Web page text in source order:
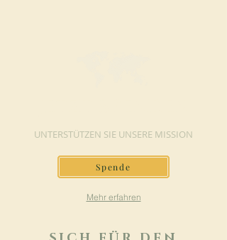
UNTERSTÜTZEN SIE UNSERE MISSION
Spende
Mehr erfahren